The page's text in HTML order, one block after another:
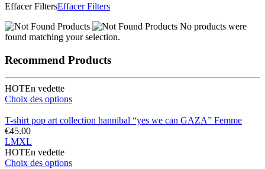
Effacer FiltersEffacer Filters
No products were
found matching your selection.
Recommend Products
HOTEn vedette
Choix des options
T-shirt pop art collection hannibal “yes we can GAZA” Femme
€45.00
LMXL
HOTEn vedette
Choix des options